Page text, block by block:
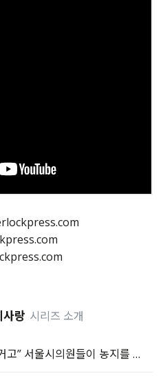
사랑 시리즈 소개
“땅값 오르면 좋은 거고” 서울시의원들이 농지를 산 이유